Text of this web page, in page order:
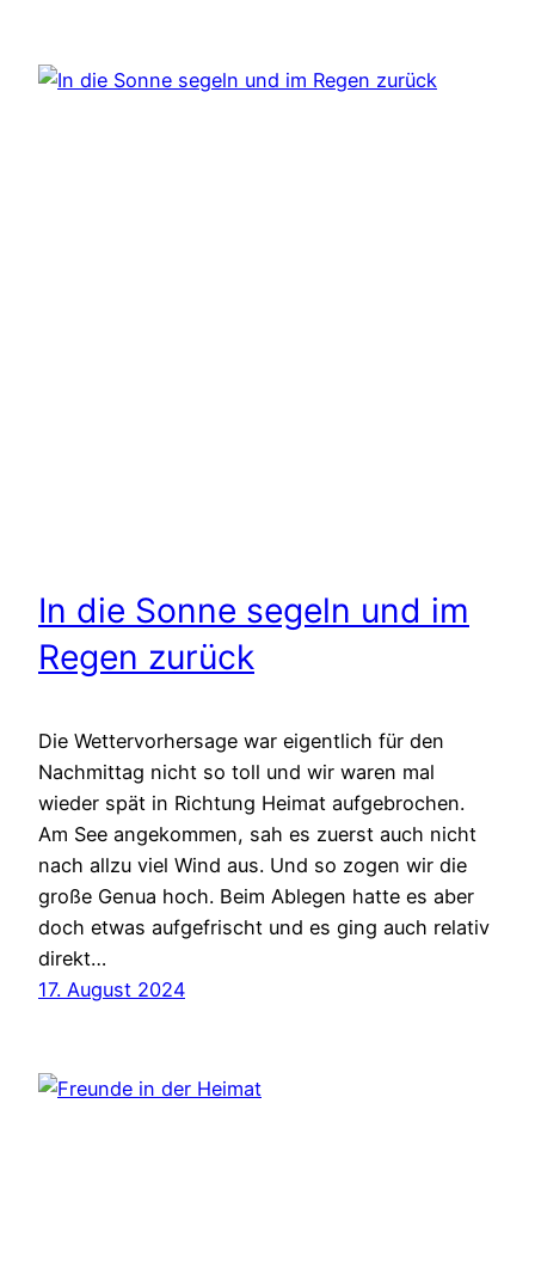
In die Sonne segeln und im
Regen zurück
Die Wettervorhersage war eigentlich für den
Nachmittag nicht so toll und wir waren mal
wieder spät in Richtung Heimat aufgebrochen.
Am See angekommen, sah es zuerst auch nicht
nach allzu viel Wind aus. Und so zogen wir die
große Genua hoch. Beim Ablegen hatte es aber
doch etwas aufgefrischt und es ging auch relativ
direkt…
17. August 2024